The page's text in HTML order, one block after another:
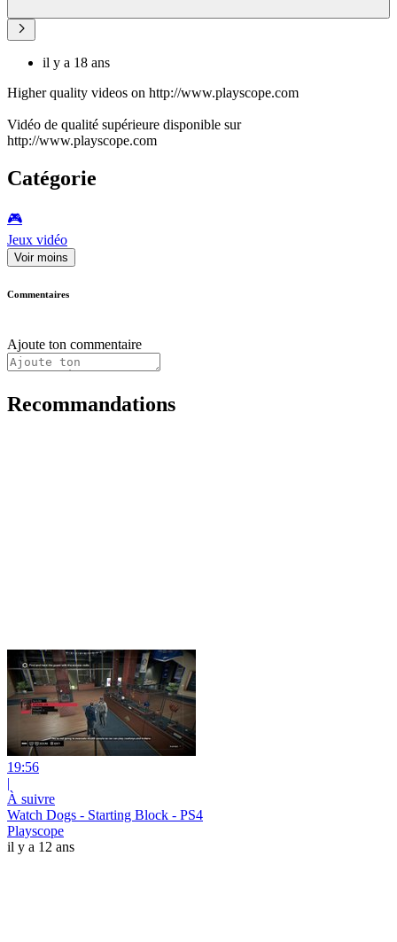
il y a 18 ans
Higher quality videos on http://www.playscope.com
Vidéo de qualité supérieure disponible sur
http://www.playscope.com
Catégorie
🎮️
Jeux vidéo
Voir moins
Commentaires
Ajoute ton commentaire
Recommandations
19:56
|
À suivre
Watch Dogs - Starting Block - PS4
Playscope
il y a 12 ans